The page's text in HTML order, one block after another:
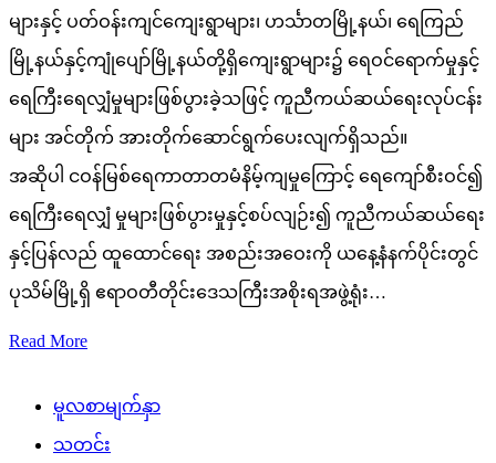
များနှင့် ပတ်ဝန်းကျင်ကျေးရွာများ၊ ဟင်္သာတမြို့နယ်၊ ရေကြည်
မြို့နယ်နှင့်ကျုံပျော်မြို့နယ်တို့ရှိကျေးရွာများ၌ ရေဝင်ရောက်မှုနှင့်
ရေကြီးရေလျှံမှုများဖြစ်ပွားခဲ့သဖြင့် ကူညီကယ်ဆယ်ရေးလုပ်ငန်း
များ အင်တိုက် အားတိုက်ဆောင်ရွက်ပေးလျက်ရှိသည်။
အဆိုပါ ငဝန်မြစ်ရေကာတာတမံနိမ့်ကျမှုကြောင့် ရေကျော်စီးဝင်၍
ရေကြီးရေလျှံ မှုများဖြစ်ပွားမှုနှင့်စပ်လျဉ်း၍ ကူညီကယ်ဆယ်ရေး
နှင့်ပြန်လည် ထူထောင်ရေး အစည်းအဝေးကို ယနေ့နံနက်ပိုင်းတွင်
ပုသိမ်မြို့ရှိ ဧရာဝတီတိုင်းဒေသကြီးအစိုးရအဖွဲ့ရုံး…
Read More
မူလစာမျက်နှာ
သတင်း